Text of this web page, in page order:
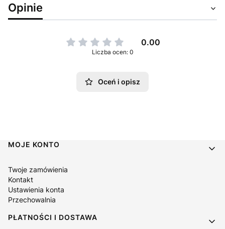
Opinie
0.00
Liczba ocen: 0
Oceń i opisz
Linki w stopce
MOJE KONTO
Twoje zamówienia
Kontakt
Ustawienia konta
Przechowalnia
PŁATNOŚCI I DOSTAWA